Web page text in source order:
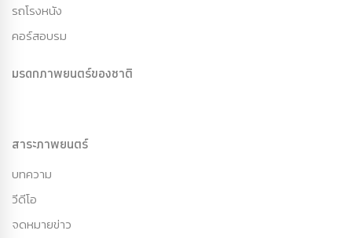
รถโรงหนัง
คอร์สอบรม
มรดกภาพยนตร์ของชาติ
สาระภาพยนตร์
บทความ
วีดีโอ
จดหมายข่าว